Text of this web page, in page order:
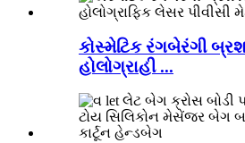
કોસ્મેટિક રંગબેરંગી
હોલોગ્રાહી ...